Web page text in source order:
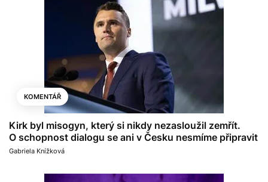
KOMENTÁŘ
Kirk byl misogyn, který si nikdy nezasloužil zemřít.
O schopnost dialogu se ani v Česku nesmíme připravit
Gabriela Knížková